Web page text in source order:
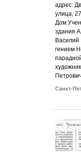
адрес:
улица,
Дом
здания
Василий
гением
Санкт-